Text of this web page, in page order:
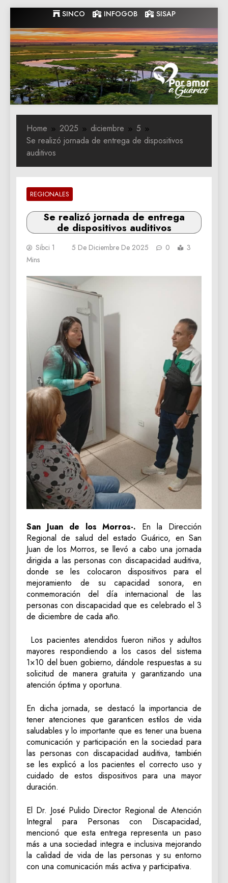
to
content
SINCO INFOGOB SISAP
Gobernacion
de Guarico
Gobernacion de Guarico
Home 2025 diciembre
5
Se realizó jornada de entrega de dispositivos
auditivos
REGIONALES
Se realizó jornada de entrega
de dispositivos auditivos
Sibci 1 5 De Diciembre De 2025 0
3
Mins
San Juan de los Morros-. En la Dirección
Regional de salud del estado Guárico, en San
Juan de los Morros, se llevó a cabo una jornada
dirigida a las personas con discapacidad auditiva,
donde se les colocaron dispositivos para el
mejoramiento de su capacidad sonora, en
conmemoración del día internacional de las
personas con discapacidad que es celebrado el 3
de diciembre de cada año.
Los pacientes atendidos fueron niños y adultos
mayores respondiendo a los casos del sistema
1×10 del buen gobierno, dándole respuestas a su
solicitud de manera gratuita y garantizando una
atención óptima y oportuna.
En dicha jornada, se destacó la importancia de
tener atenciones que garanticen estilos de vida
saludables y lo importante que es tener una buena
comunicación y participación en la sociedad para
las personas con discapacidad auditiva, también
se les explicó a los pacientes el correcto uso y
cuidado de estos dispositivos para una mayor
duración.
El Dr. José Pulido Director Regional de Atención
Integral para Personas con Discapacidad,
mencionó que esta entrega representa un paso
más a una sociedad integra e inclusiva mejorando
la calidad de vida de las personas y su entorno
con una comunicación más activa y participativa.